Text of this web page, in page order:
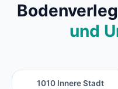
und
1010 Innere Stadt